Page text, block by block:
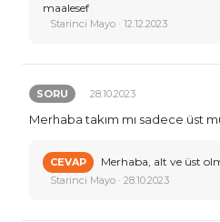
maalesef
Starinci Mayo · 12.12.2023
SORU 28.10.2023
Merhaba takım mı sadece üst
CEVAP Merhaba, alt ve üst
Starinci Mayo · 28.10.2023